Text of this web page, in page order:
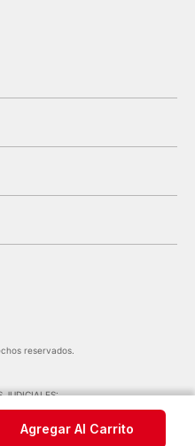
Agregar Al Carrito
reservados.
JUDICIALES:
45 Nº 108-27 BOGOTÁ COLOMBIA